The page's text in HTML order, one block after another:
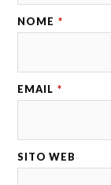
NOME *
EMAIL *
SITO WEB